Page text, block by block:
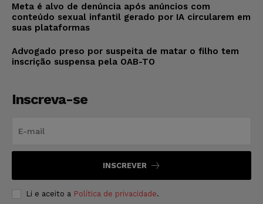
Meta é alvo de denúncia após anúncios com
conteúdo sexual infantil gerado por IA circularem em
suas plataformas
Advogado preso por suspeita de matar o filho tem
inscrição suspensa pela OAB-TO
Inscreva-se
INSCREVER
Li e aceito a Política de privacidade.